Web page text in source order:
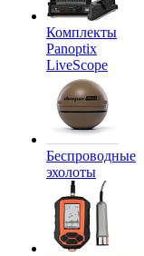
Комплекты
Panoptix
LiveScope
Беспроводные
эхолоты